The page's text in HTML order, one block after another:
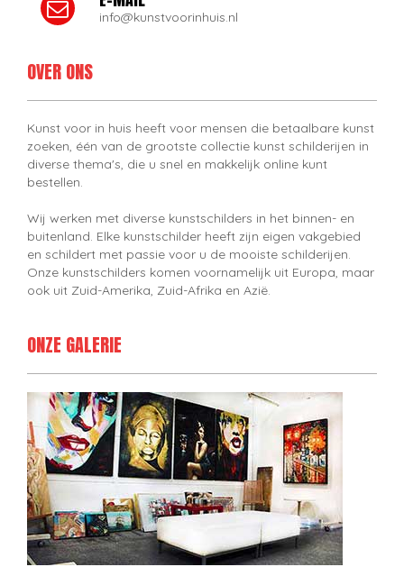
info@kunstvoorinhuis.nl
OVER ONS
Kunst voor in huis heeft voor mensen die betaalbare kunst
zoeken, één van de grootste collectie kunst schilderijen in
diverse thema's, die u snel en makkelijk online kunt
bestellen.
Wij werken met diverse kunstschilders in het binnen- en
buitenland. Elke kunstschilder heeft zijn eigen vakgebied
en schildert met passie voor u de mooiste schilderijen.
Onze kunstschilders komen voornamelijk uit Europa, maar
ook uit Zuid-Amerika, Zuid-Afrika en Azië.
ONZE GALERIE